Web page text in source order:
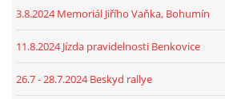
3.8.2024 Memoriál Jiřího Vaňka, Bohumín
11.8.2024 Jízda pravidelnosti Benkovice
26.7 - 28.7.2024 Beskyd rallye